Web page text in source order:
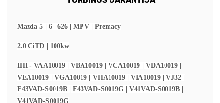
Mazda 5 | 6 | 626 | MPV | Premacy
2.0 CiTD | 100kw
IHI - VAA10019 | VBA10019 | VCA10019 | VDA10019 |
VEA10019 | VGA10019 | VHA10019 | VIA10019 | VJ32 |
F43VAD-S0019B | F43VAD-S0019G | V41VAD-S0019B |
V41VAD-S0019G